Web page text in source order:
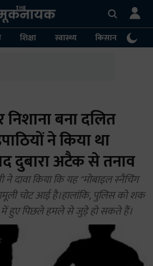
शिक्षा स्वास्थ्य किसान
बना दलित
ने किया था
दुबारा अटैक से तनाव
दावा किया कि यह "मोबाइल स्नैचिंग
चोट आई है।हालांकि, पुलिस को शक
हुए पिछले हमले से जुड़े हो सकते हैं।